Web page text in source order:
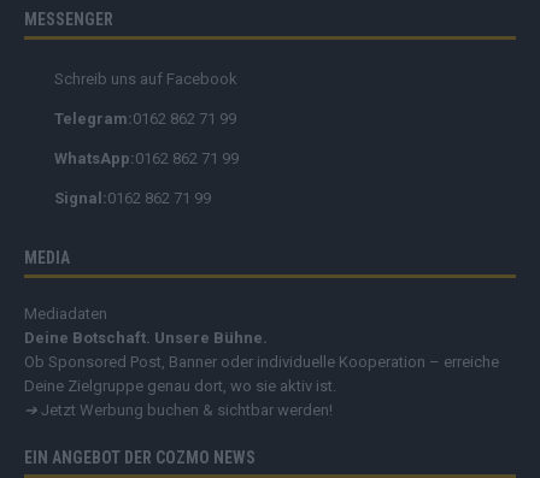
MESSENGER
Schreib uns auf Facebook
Telegram:0162 862 71 99
WhatsApp:0162 862 71 99
Signal:0162 862 71 99
MEDIA
Mediadaten
Deine Botschaft. Unsere Bühne.
Ob Sponsored Post, Banner oder individuelle Kooperation – erreiche
Deine Zielgruppe genau dort, wo sie aktiv ist.
➔ Jetzt Werbung buchen & sichtbar werden!
EIN ANGEBOT DER COZMO NEWS